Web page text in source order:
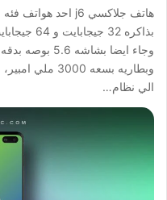
الي نظام…